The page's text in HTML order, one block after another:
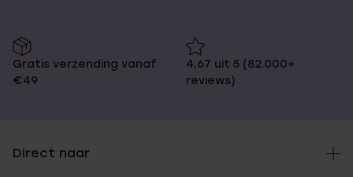
Gratis verzending vanaf
€49
4,67 uit 5 (82.000+
reviews)
Direct naar